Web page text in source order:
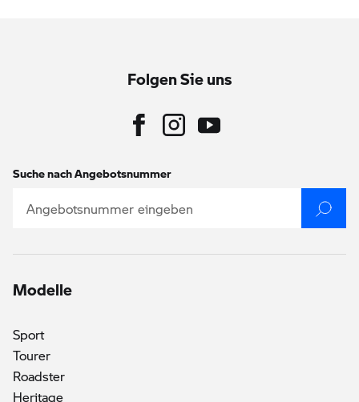
Folgen Sie uns
Suche nach Angebotsnummer
Modelle
Sport
Tourer()
Roadster
Heritage